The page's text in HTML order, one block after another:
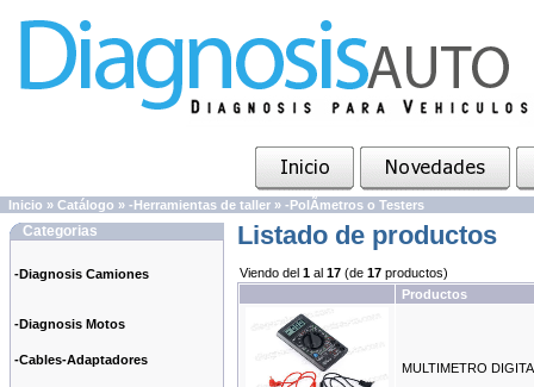
Inicio » Catálogo » -Herramientas de taller » -PolÃ­metros o Testers
Categorias
-Diagnosis Camiones
-Diagnosis Motos
-Cables-Adaptadores
Listado de productos
Viendo del 1 al 17 (de 17 productos)
Productos
MULTIMETRO